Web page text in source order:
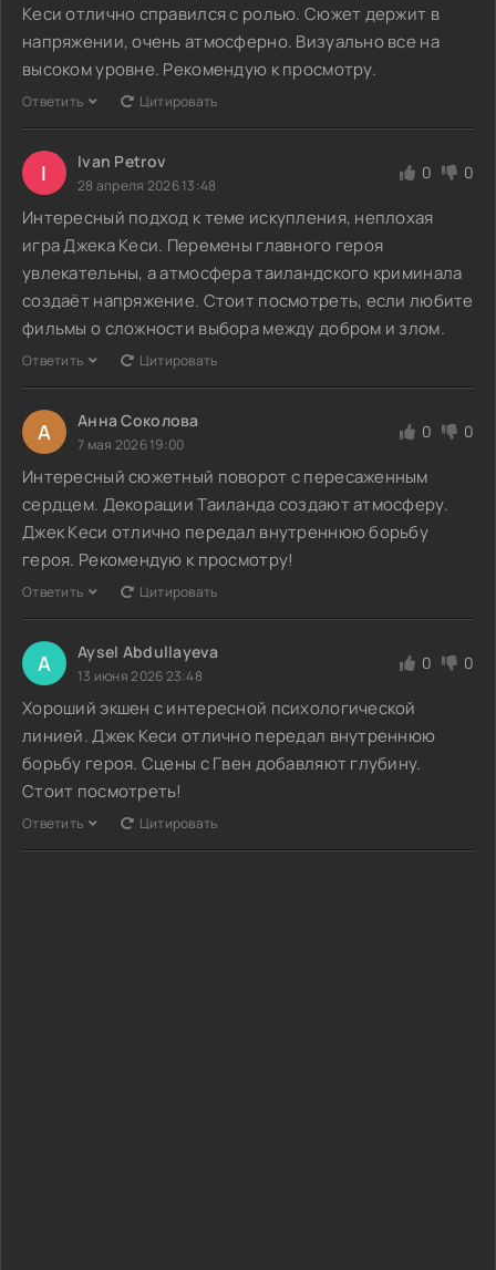
Кеси отлично справился с ролью. Сюжет держит в
напряжении, очень атмосферно. Визуально все на
высоком уровне. Рекомендую к просмотру.
Ответить Цитировать
I Ivan Petrov
28 апреля 2026 13:48
0 0
Интересный подход к теме искупления, неплохая
игра Джека Кеси. Перемены главного героя
увлекательны, а атмосфера таиландского криминала
создаёт напряжение. Стоит посмотреть, если любите
фильмы о сложности выбора между добром и злом.
Ответить Цитировать
А Анна Соколова
7 мая 2026 19:00
0 0
Интересный сюжетный поворот с пересаженным
сердцем. Декорации Таиланда создают атмосферу.
Джек Кеси отлично передал внутреннюю борьбу
героя. Рекомендую к просмотру!
Ответить Цитировать
A Aysel Abdullayeva
13 июня 2026 23:48
0 0
Хороший экшен с интересной психологической
линией. Джек Кеси отлично передал внутреннюю
борьбу героя. Сцены с Гвен добавляют глубину.
Стоит посмотреть!
Ответить Цитировать